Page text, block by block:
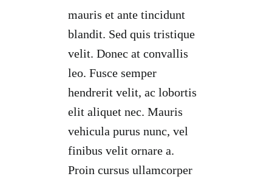
mauris et ante tincidunt
blandit. Sed quis tristique
velit. Donec at convallis
leo. Fusce semper
hendrerit velit, ac lobortis
elit aliquet nec. Mauris
vehicula purus nunc, vel
finibus velit ornare a.
Proin cursus ullamcorper